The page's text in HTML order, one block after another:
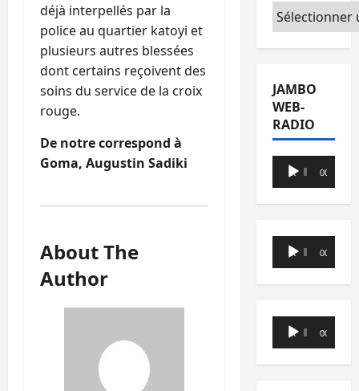
déjà interpellés par la
police au quartier katoyi et
plusieurs autres blessées
dont certains reçoivent des
soins du service de la croix
rouge.
De notre correspond à
Goma, Augustin Sadiki
About The
Author
Catégories
JAMBO
WEB-
RADIO
Lecteur
audio
00:00 00:00
Lecteur
audio
00:00 00:00
Lecteur
audio
00:00 00:00